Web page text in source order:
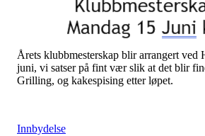
Årets klubbmesterskap blir arrangert ved
juni, vi satser på fint vær slik at det blir
Grilling, og kakespising etter løpet.
Innbydelse